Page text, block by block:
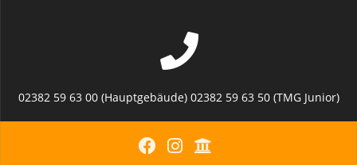
02382 59 63 00 (Hauptgebäude) 02382 59 63 50 (TMG Junior)